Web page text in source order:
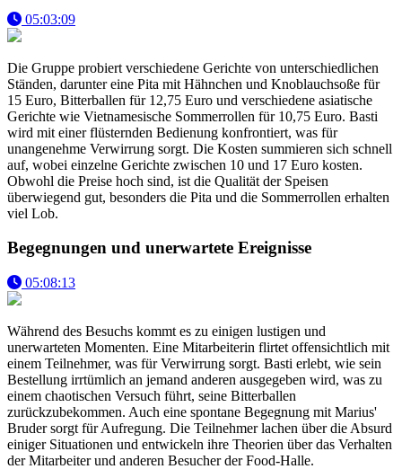
05:03:09
Die Gruppe probiert verschiedene Gerichte von unterschiedlichen
Ständen, darunter eine Pita mit Hähnchen und Knoblauchsoße für
15 Euro, Bitterballen für 12,75 Euro und verschiedene asiatische
Gerichte wie Vietnamesische Sommerrollen für 10,75 Euro. Basti
wird mit einer flüsternden Bedienung konfrontiert, was für
unangenehme Verwirrung sorgt. Die Kosten summieren sich schnell
auf, wobei einzelne Gerichte zwischen 10 und 17 Euro kosten.
Obwohl die Preise hoch sind, ist die Qualität der Speisen
überwiegend gut, besonders die Pita und die Sommerrollen erhalten
viel Lob.
Begegnungen und unerwartete Ereignisse
05:08:13
Während des Besuchs kommt es zu einigen lustigen und
unerwarteten Momenten. Eine Mitarbeiterin flirtet offensichtlich mit
einem Teilnehmer, was für Verwirrung sorgt. Basti erlebt, wie sein
Bestellung irrtümlich an jemand anderen ausgegeben wird, was zu
einem chaotischen Versuch führt, seine Bitterballen
zurückzubekommen. Auch eine spontane Begegnung mit Marius'
Bruder sorgt für Aufregung. Die Teilnehmer lachen über die Absurd
einiger Situationen und entwickeln ihre Theorien über das Verhalten
der Mitarbeiter und anderen Besucher der Food-Halle.